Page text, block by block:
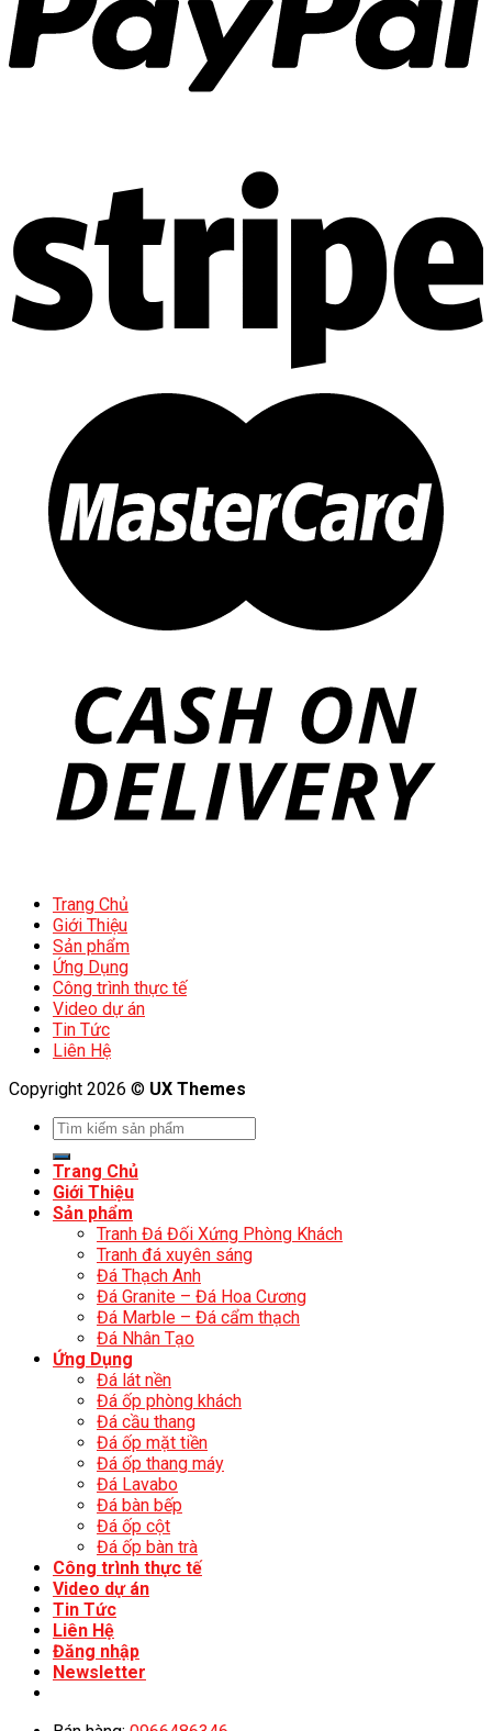
Trang Chủ
Giới Thiệu
Sản phẩm
Ứng Dụng
Công trình thực tế
Video dự án
Tin Tức
Liên Hệ
Copyright 2026 © UX Themes
Trang Chủ
Giới Thiệu
Sản phẩm
Tranh Đá Đối Xứng Phòng Khách
Tranh đá xuyên sáng
Đá Thạch Anh
Đá Granite – Đá Hoa Cương
Đá Marble – Đá cẩm thạch
Đá Nhân Tạo
Ứng Dụng
Đá lát nền
Đá ốp phòng khách
Đá cầu thang
Đá ốp mặt tiền
Đá ốp thang máy
Đá Lavabo
Đá bàn bếp
Đá ốp cột
Đá ốp bàn trà
Công trình thực tế
Video dự án
Tin Tức
Liên Hệ
Đăng nhập
Newsletter